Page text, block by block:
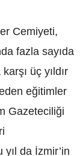
Cemiyeti,
fazla sayıda
üç yıldır
eğitimler
Gazeteciliği
da İzmir’in